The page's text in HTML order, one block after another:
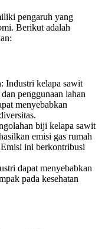
pengaruh yang
Berikut adalah
Industri kelapa sawit
penggunaan lahan
menyebabkan
biji kelapa sawit
emisi gas rumah
ini berkontribusi
dapat menyebabkan
pada kesehatan